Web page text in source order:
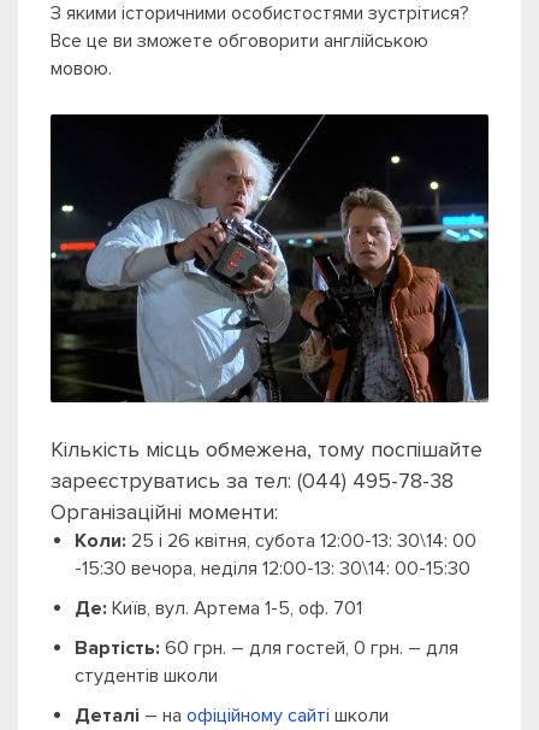
З якими історичними особистостями зустрітися?
Все це ви зможете обговорити англійською
мовою.
Кількість місць обмежена, тому поспішайте
зареєструватись за тел: (044) 495-78-38
Організаційні моменти:
Коли: 25 і 26 квітня, субота 12:00-13: 30\14: 00
-15:30 вечора, неділя 12:00-13: 30\14: 00-15:30
Де: Київ, вул. Артема 1-5, оф. 701
Вартість: 60 грн. – для гостей, 0 грн. – для
студентів школи
Деталі – на офіційному сайті школи